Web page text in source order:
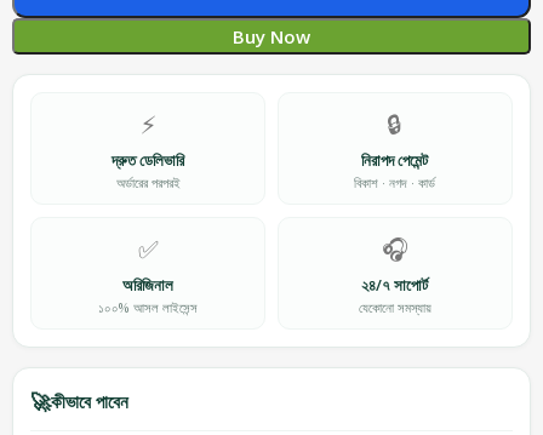
Buy Now
⚡
দ্রুত ডেলিভারি
অর্ডারের পরপরই
🔒
নিরাপদ পেমেন্ট
বিকাশ · নগদ · কার্ড
✅
অরিজিনাল
১০০% আসল লাইসেন্স
🎧
২৪/৭ সাপোর্ট
যেকোনো সমস্যায়
🚀কীভাবে পাবেন